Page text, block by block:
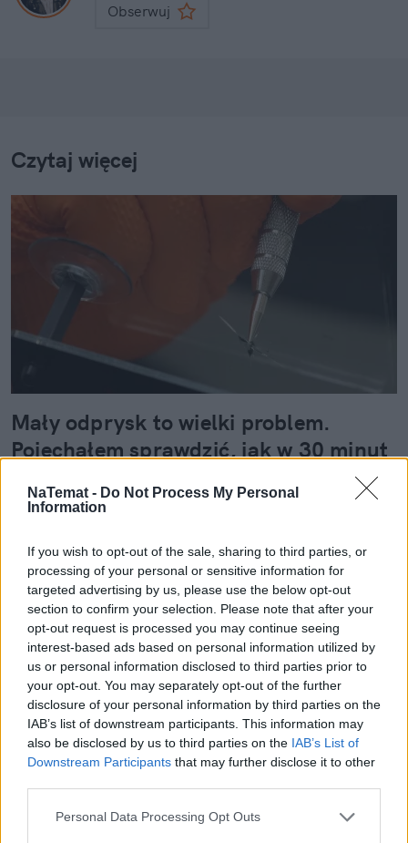
NaTemat - Do Not Process My Personal
Information
If you wish to opt-out of the sale, sharing to third parties, or
processing of your personal or sensitive information for
targeted advertising by us, please use the below opt-out
section to confirm your selection. Please note that after your
opt-out request is processed you may continue seeing
interest-based ads based on personal information utilized by
us or personal information disclosed to third parties prior to
your opt-out. You may separately opt-out of the further
disclosure of your personal information by third parties on the
IAB’s list of downstream participants. This information may
also be disclosed by us to third parties on the IAB’s List of
Downstream Participants that may further disclose it to other
Personal Data Processing Opt Outs
Obserwuj
Czytaj więcej
Mały odprysk to wielki problem.
Pojechałem sprawdzić, jak w 30 minut
Wydaje ci się, że to tylko mała kropka na szkle? "E
wielu z nas. Sam tak kiedyś myślałem, dopóki nie
pogadałem z ekspertem. Prawda jest taka, że ten
mały odprysk na szybie to tykająca bomba. Gdy
wjedziesz w dziurę albo trafi cię nagła zmiana
temperatury, "pajączek" pójdzie dalej i zamiast
taniej naprawy, czeka cię kosztowna wymiana
szyby. Wybrałem się do serwisu Autoglass®, żeby
na własne oczy zobaczyć, jak profesjonaliści radzą
sobie z takimi uszkodzeniami.
Czytaj całość